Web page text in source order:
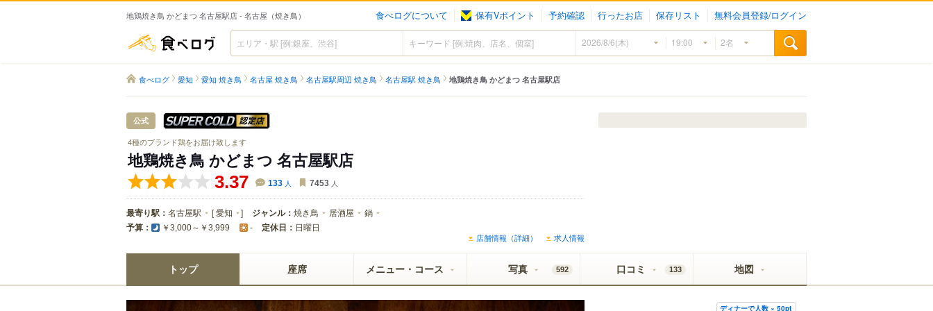
地鶏焼き鳥 かどまつ 名古屋駅店 - 名古屋（焼き鳥） 食べログについて 保有Vポイント 予約確認 行ったお店 保存リスト 無料会員登録/ログイン
食べログ
食べログ 愛知 愛知 焼き鳥 名古屋 焼き鳥 名古屋駅周辺 焼き鳥 名古屋駅 焼き鳥 地鶏焼き鳥 かどまつ 名古屋駅店
公式
4種のブランド鶏をお届け致します
地鶏焼き鳥 かどまつ 名古屋駅店
3.37 133 人 7453 人
最寄り駅： 名古屋駅 [愛知 ] ジャンル： 焼き鳥 居酒屋 鍋
予算： ￥3,000～￥3,999 - 定休日： 日曜日
店舗情報（詳細） 求人情報
トップ 座席 メニュー・コース 写真 592 口コミ 133 地図
ディナーで人数 × 50pt